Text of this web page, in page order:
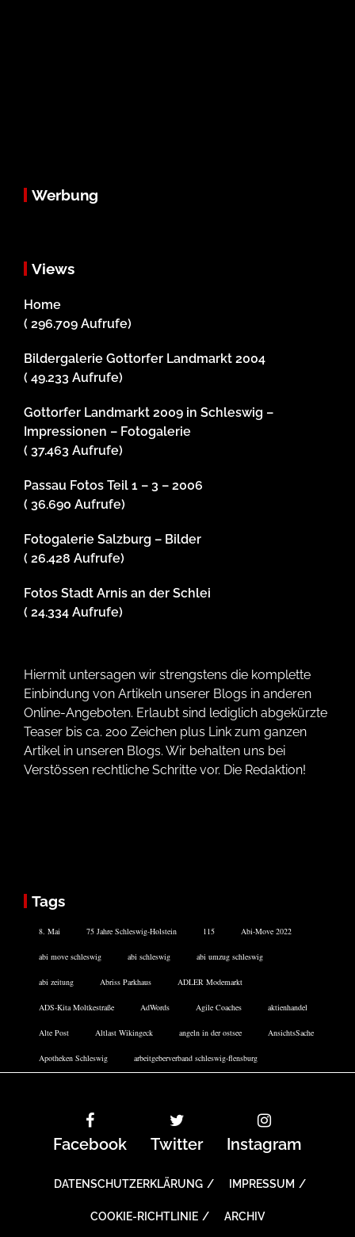
Werbung
Views
Home
( 296.709 Aufrufe)
Bildergalerie Gottorfer Landmarkt 2004
( 49.233 Aufrufe)
Gottorfer Landmarkt 2009 in Schleswig –
Impressionen – Fotogalerie
( 37.463 Aufrufe)
Passau Fotos Teil 1 – 3 – 2006
( 36.690 Aufrufe)
Fotogalerie Salzburg – Bilder
( 26.428 Aufrufe)
Fotos Stadt Arnis an der Schlei
( 24.334 Aufrufe)
Hiermit untersagen wir strengstens die komplette
Einbindung von Artikeln unserer Blogs in anderen
Online-Angeboten. Erlaubt sind lediglich abgekürzte
Teaser bis ca. 200 Zeichen plus Link zum ganzen
Artikel in unseren Blogs. Wir behalten uns bei
Verstössen rechtliche Schritte vor. Die Redaktion!
Tags
8. Mai 75 Jahre Schleswig-Holstein 115 Abi-Move 2022
abi move schleswig abi schleswig abi umzug schleswig
abi zeitung Abriss Parkhaus ADLER Modemarkt
ADS-Kita Moltkestraße AdWords Agile Coaches aktienhandel
Alte Post Altlast Wikingeck angeln in der ostsee AnsichtsSache
Apotheken Schleswig arbeitgeberverband schleswig-flensburg
Facebook Twitter Instagram
DATENSCHUTZERKLÄRUNG IMPRESSUM
COOKIE-RICHTLINIE ARCHIV